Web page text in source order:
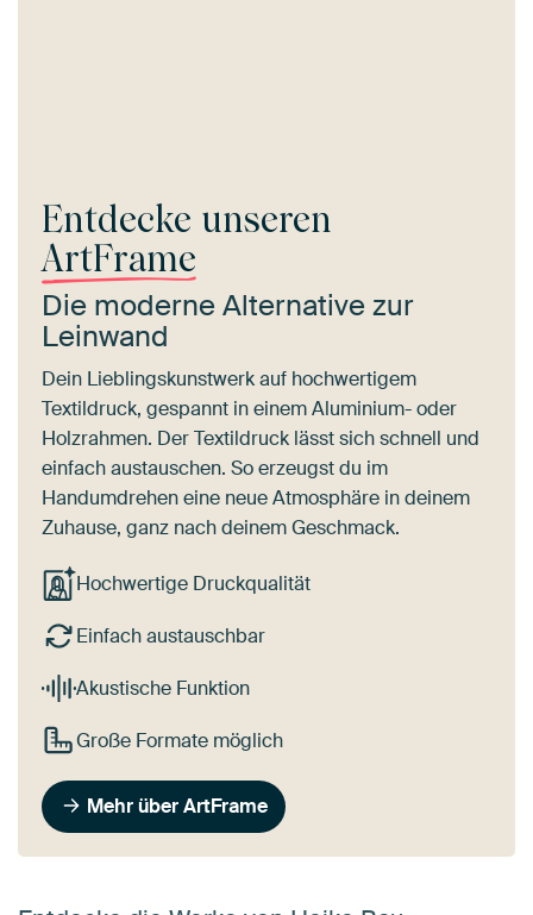
Entdecke unseren
ArtFrame
Die moderne Alternative zur
Leinwand
Dein Lieblingskunstwerk auf hochwertigem
Textildruck, gespannt in einem Aluminium- oder
Holzrahmen. Der Textildruck lässt sich schnell und
einfach austauschen. So erzeugst du im
Handumdrehen eine neue Atmosphäre in deinem
Zuhause, ganz nach deinem Geschmack.
Hochwertige Druckqualität
Einfach austauschbar
Akustische Funktion
Große Formate möglich
Mehr über ArtFrame